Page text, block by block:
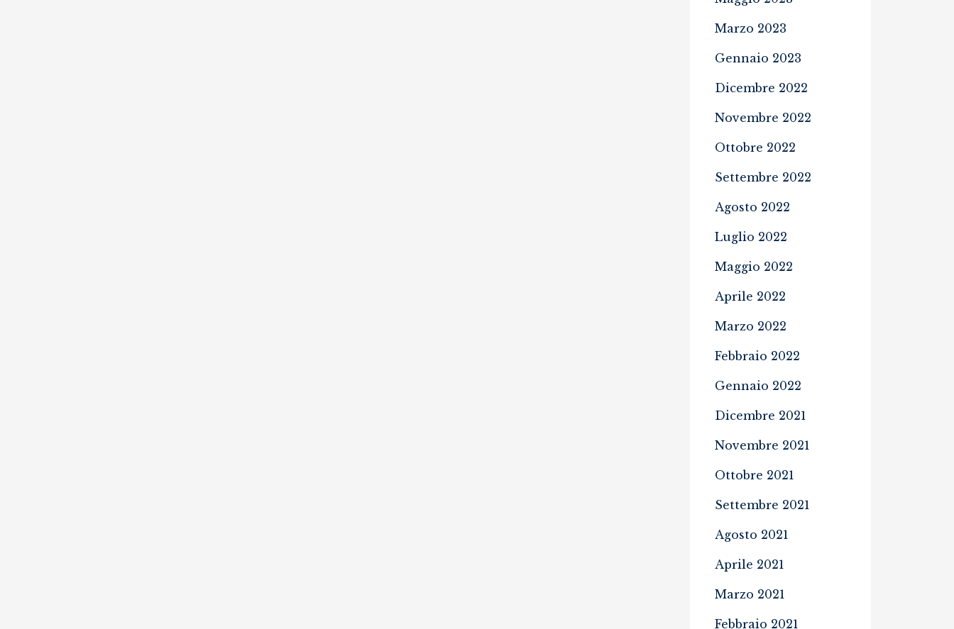
Marzo 2023
Gennaio 2023
Dicembre 2022
Novembre 2022
Ottobre 2022
Settembre 2022
Agosto 2022
Luglio 2022
Maggio 2022
Aprile 2022
Marzo 2022
Febbraio 2022
Gennaio 2022
Dicembre 2021
Novembre 2021
Ottobre 2021
Settembre 2021
Agosto 2021
Aprile 2021
Marzo 2021
Febbraio 2021